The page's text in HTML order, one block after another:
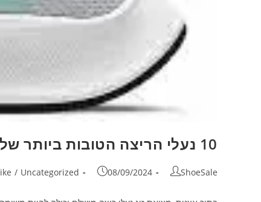
10 נעלי הריצה הטובות ביותר של נייקי לנשים בשנת 2023: המדריך השלם
ShoeSale
08/09/2024
/ Uncategorized